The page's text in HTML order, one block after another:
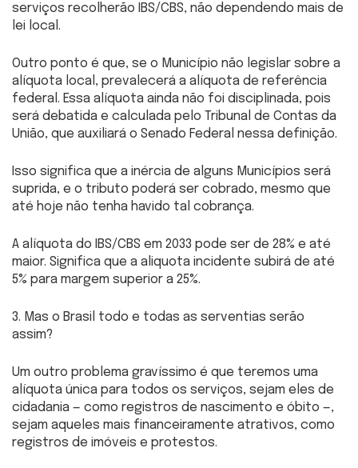
serviços recolherão IBS/CBS, não dependendo mais de
lei local.
Outro ponto é que, se o Município não legislar sobre a
alíquota local, prevalecerá a alíquota de referência
federal. Essa alíquota ainda não foi disciplinada, pois
será debatida e calculada pelo Tribunal de Contas da
União, que auxiliará o Senado Federal nessa definição.
Isso significa que a inércia de alguns Municípios será
suprida, e o tributo poderá ser cobrado, mesmo que
até hoje não tenha havido tal cobrança.
A alíquota do IBS/CBS em 2033 pode ser de 28% e até
maior. Significa que a aliquota incidente subirá de até
5% para margem superior a 25%.
3. Mas o Brasil todo e todas as serventias serão
assim?
Um outro problema gravíssimo é que teremos uma
alíquota única para todos os serviços, sejam eles de
cidadania — como registros de nascimento e óbito —,
sejam aqueles mais financeiramente atrativos, como
registros de imóveis e protestos.